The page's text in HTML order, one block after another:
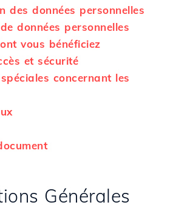
des données personnelles
données personnelles
vous bénéficiez
et sécurité
concernant les
Générales